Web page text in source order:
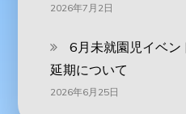
2026年7月2日
6月未就園児イベン
延期について
2026年6月25日